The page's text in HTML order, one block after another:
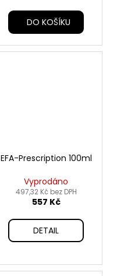
DO KOŠÍKU
EFA-Prescription 100ml
Vyprodáno
497,32 Kč bez DPH
557 Kč
DETAIL